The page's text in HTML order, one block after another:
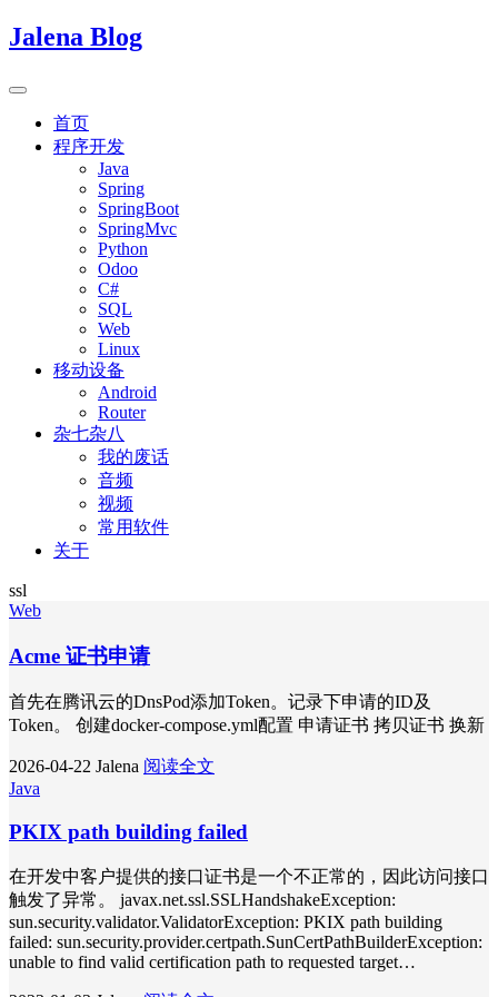
Jalena Blog
首页
程序开发
Java
Spring
SpringBoot
SpringMvc
Python
Odoo
C#
SQL
Web
Linux
移动设备
Android
Router
杂七杂八
我的废话
音频
视频
常用软件
关于
ssl
Web
Acme 证书申请
首先在腾讯云的DnsPod添加Token。记录下申请的ID及
Token。 创建docker-compose.yml配置 申请证书 拷贝证书 换新
2026-04-22 Jalena 阅读全文
Java
PKIX path building failed
在开发中客户提供的接口证书是一个不正常的，因此访问接口
触发了异常。 javax.net.ssl.SSLHandshakeException:
sun.security.validator.ValidatorException: PKIX path building
failed: sun.security.provider.certpath.SunCertPathBuilderException:
unable to find valid certification path to requested target…